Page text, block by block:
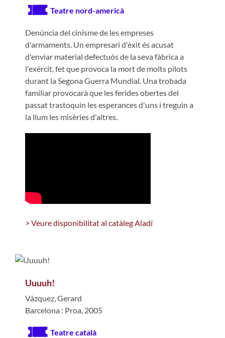
Teatre nord-americà
Denúncia del cinisme de les empreses
d'armaments. Un empresari d'èxit és acusat
d'enviar material defectuós de la seva fàbrica a
l'exèrcit, fet que provoca la mort de molts pilots
durant la Segona Guerra Mundial. Una trobada
familiar provocarà que les ferides obertes del
passat trastoquin les esperances d'uns i treguin a
la llum les misèries d'altres.
> Veure disponibilitat al catàleg Aladí
Uuuuh!
Vázquez, Gerard
Barcelona : Proa, 2005
Teatre català